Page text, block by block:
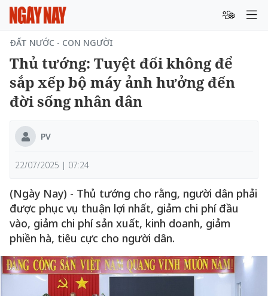
ĐẤT NƯỚC - CON NGƯỜI
Thủ tướng: Tuyệt đối không để
sắp xếp bộ máy ảnh hưởng đến
đời sống nhân dân
PV
22/07/2025 | 07:24
(Ngày Nay) - Thủ tướng cho rằng, người dân phải
được phục vụ thuận lợi nhất, giảm chi phí đầu
vào, giảm chi phí sản xuất, kinh doanh, giảm
phiền hà, tiêu cực cho người dân.